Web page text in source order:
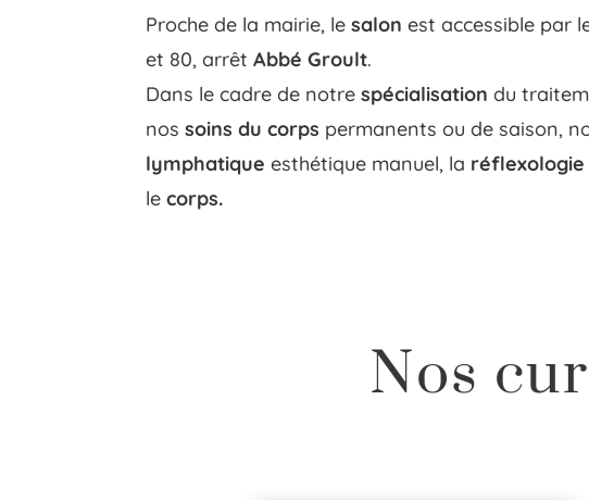
Proche de la mairie, lesalon est accessible par
et 80, arrêtAbbé Groult.
Dans le cadre de notrespécialisation du
nossoins du corps permanents ou de saison,
lymphatique esthétique manuel, la
lecorps.
Nos